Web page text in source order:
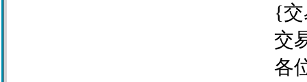
{交
交
各